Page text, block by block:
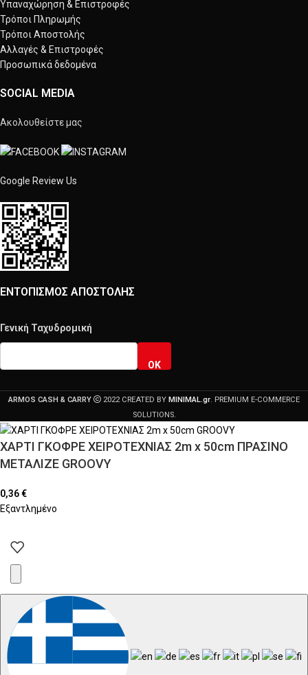
Υπαναχώρηση & Επιστροφές
Τρόποι Πληρωμής
Τρόποι Αποστολής
Αλλαγές & Επιστροφές
Προσωπικά δεδομένα
SOCIAL MEDIA
Ακολουθείστε μας
Google Review Us
ΕΝΤΟΠΙΣΜΟΣ ΑΠΟΣΤΟΛΗΣ
Γενική Ταχυδρομική
OK
ARMOS CASH & CARRY 2022 CREATED BY MINIMAL.gr. PREMIUM E-COMMERCE
SOLUTIONS.
ΧΑΡΤΙ ΓΚΟΦΡΕ ΧΕΙΡΟΤΕΧΝΙΑΣ 2m x 50cm ΠΡΑΣΙΝΟ
ΜΕΤΑΛΙΖΕ GROOVY
0,36€
Εξαντλημένο